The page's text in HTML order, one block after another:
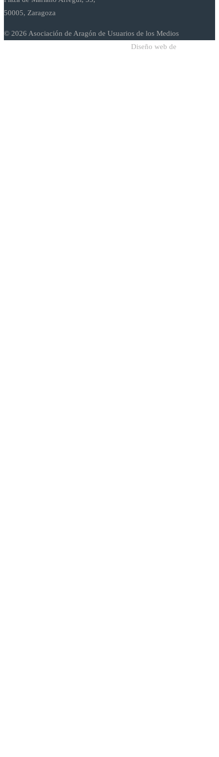
50005, Zaragoza
© 2026 Asociación de Aragón de Usuarios de los Medios
Diseño web de